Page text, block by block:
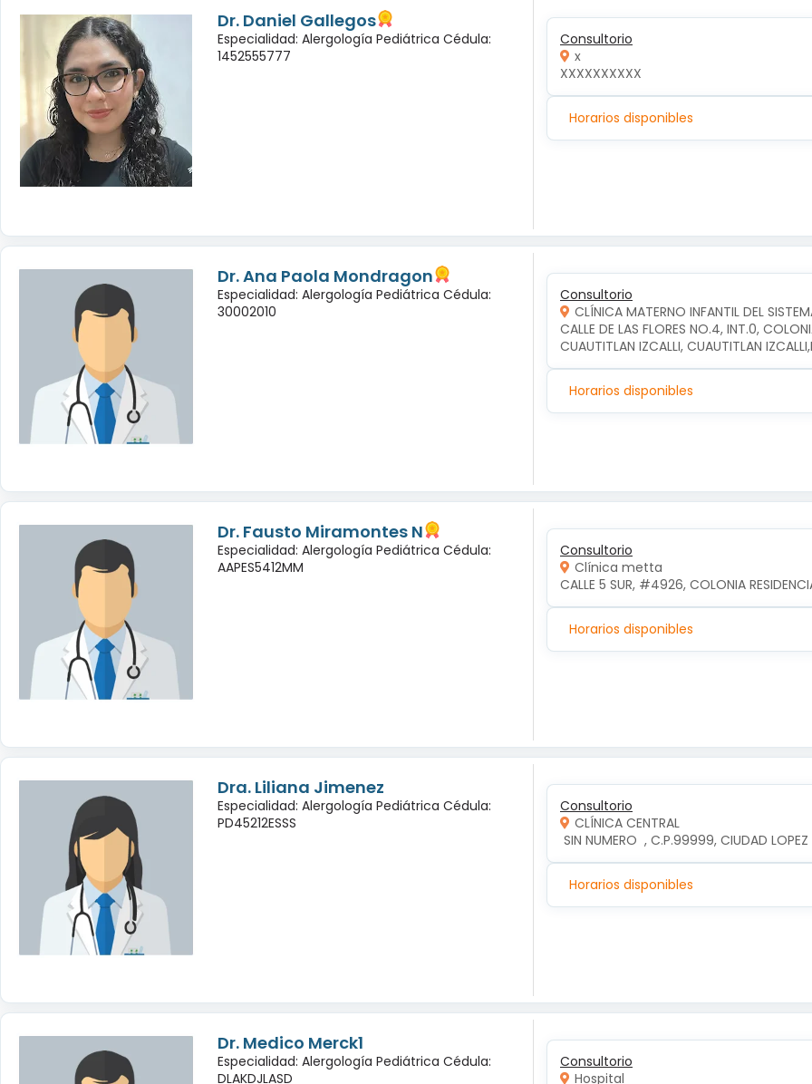
Dr. Daniel Gallegos
Especialidad: Alergología Pediátrica Cédula:
1452555777
Consultorio
x
XXXXXXXXXX
Horarios disponibles
Dr. Ana Paola Mondragon
Especialidad: Alergología Pediátrica Cédula:
30002010
Consultorio
CLÍNICA MATERNO INFANTIL DEL
CALLE DE LAS FLORES NO.4, INT.0,
CUAUTITLAN IZCALLI, CUAUTITLAN
Horarios disponibles
Dr. Fausto Miramontes N
Especialidad: Alergología Pediátrica Cédula:
AAPES5412MM
Consultorio
Clínica metta
CALLE 5 SUR, #4926, COLONIA
Horarios disponibles
Dra. Liliana Jimenez
Especialidad: Alergología Pediátrica Cédula:
PD45212ESSS
Consultorio
CLÍNICA CENTRAL
SIN NUMERO  , C.P.99999, CIUDAD
Horarios disponibles
Dr. Medico Merck1
Especialidad: Alergología Pediátrica Cédula:
DLAKDJLASD
Consultorio
Hospital